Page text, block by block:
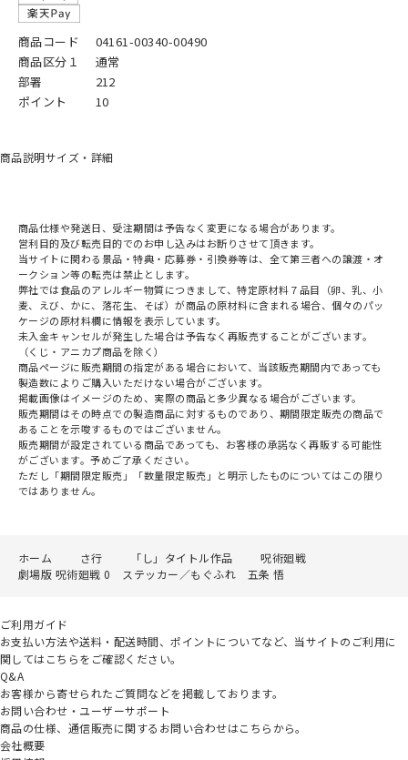
商品コード
04161-00340-00490
商品区分１
通常
部署
212
ポイント
10
商品説明サイズ・詳細
商品仕様や発送日、受注期間は予告なく変更になる場合があります。
営利目的及び転売目的でのお申し込みはお断りさせて頂きます。
当サイトに関わる景品・特典・応募券・引換券等は、全て第三者への譲渡・オ
ークション等の転売は禁止とします。
弊社では食品のアレルギー物質につきまして、特定原材料７品目（卵、乳、小
麦、えび、かに、落花生、そば）が商品の原材料に含まれる場合、個々のパッ
ケージの原材料欄に情報を表示しています。
未入金キャンセルが発生した場合は予告なく再販売することがございます。
（くじ・アニカプ商品を除く）
商品ページに販売期間の指定がある場合において、当該販売期間内であっても
製造数によりご購入いただけない場合がございます。
掲載画像はイメージのため、実際の商品と多少異なる場合がございます。
販売期間はその時点での製造商品に対するものであり、期間限定販売の商品で
あることを示唆するものではございません。
販売期間が設定されている商品であっても、お客様の承諾なく再販する可能性
がございます。予めご了承ください。
ただし「期間限定販売」「数量限定販売」と明示したものについてはこの限り
ではありません。
ホーム さ行 「し」タイトル作品
呪術廻戦
劇場版 呪術廻戦 0 ステッカー／もぐふれ 五条 悟
ご利用ガイド
お支払い方法や送料・配送時間、ポイントについてなど、当サイトのご利用に
関してはこちらをご確認ください。
Q&A
お客様から寄せられたご質問などを掲載しております。
お問い合わせ・ユーザーサポート
商品の仕様、通信販売に関するお問い合わせはこちらから。
会社概要